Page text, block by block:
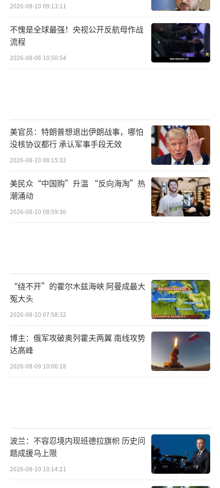
2026-08-10 09:13:11
不愧是全球最强！央视公开反航母作战
流程
2026-08-06 10:50:54
美官员：特朗普想退出伊朗战事，哪怕
没核协议都行 承认军事手段无效
2026-08-10 08:15:32
美民众“中国购”升温 “反向海淘”热
潮涌动
2026-08-10 08:59:36
“绕不开”的霍尔木兹海峡 阿曼成最大
冤大头
2026-08-10 07:58:32
博主：俄军攻破奥列霍夫两翼 南线攻势
达高峰
2026-08-09 10:06:18
波兰：不容忍境内现班德拉旗帜 历史问
题成援乌上限
2026-08-10 10:14:21